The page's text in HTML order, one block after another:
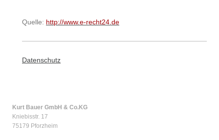
Quelle: http://www.e-recht24.de
Datenschutz
Kurt Bauer GmbH & Co.KG
Kniebisstr. 17
75179 Pforzheim